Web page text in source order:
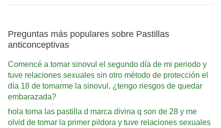
Preguntas más populares sobre Pastillas
anticonceptivas
Comencé a tomar sinovul el segundo día de mi periodo y
tuve relaciones sexuales sin otro método de protección el
día 18 de tomarme la sinovul, ¿tengo riesgos de quedar
embarazada?
hola toma las pastilla d marca divina q son de 28 y me
olvid de tomar la primer pildora y tuve relaciones sexuales